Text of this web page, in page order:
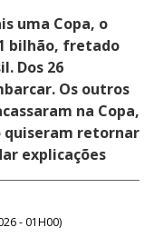
uma Copa, o
bilhão, fretado
Dos 26
Os outros
na Copa,
retornar
explicações
- 01H00)